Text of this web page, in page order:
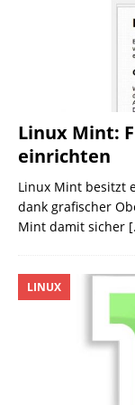
Linux Mint:
einrichten
Linux Mint besitzt
dank grafischer
Mint damit sicher
LINUX